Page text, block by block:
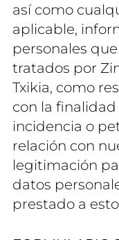
así como
aplicable,
personales
tratados por
Txikia, como
con la
incidencia o
relación con
legitimación
datos
prestado a